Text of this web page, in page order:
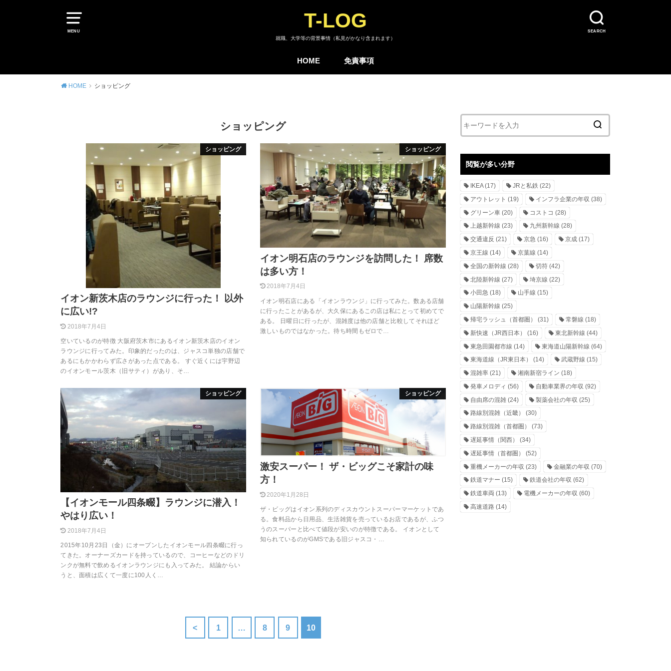
MENU SEARCH
T-LOG
就職、大学等の背景事情（私見がかなり含まれます）
HOME 免責事項
HOME ショッピング
ショッピング
ショッピング
イオン新茨木店のラウンジに行った！ 以外
に広い!?
2018年7月4日
空いているのが特徴 大阪府茨木市にあるイオン新茨木店のイオン
ラウンジに行ってみた。印象的だったのは、ジャスコ単独の店舗で
あるにもかかわらず広さがあった点である。 すぐ近くには宇野辺
のイオンモール茨木（旧サティ）があり、そ…
ショッピング
イオン明石店のラウンジを訪問した！ 席数
は多い方！
2018年7月4日
イオン明石店にある「イオンラウンジ」に行ってみた。数ある店舗
に行ったことがあるが、大久保にあるこの店は私にとって初めてで
ある。 日曜日に行ったが、混雑度は他の店舗と比較してそれほど
激しいものではなかった。待ち時間もゼロで…
ショッピング
【イオンモール四条畷】ラウンジに潜入！
やはり広い！
2018年7月4日
2015年10月23日（金）にオープンしたイオンモール四条畷に行っ
てきた。オーナーズカードを持っているので、コーヒーなどのドリ
ンクが無料で飲めるイオンラウンジにも入ってみた。 結論からい
うと、面積は広くて一度に100人く…
ショッピング
激安スーパー！ ザ・ビッグこそ家計の味
方！
2020年1月28日
ザ・ビッグはイオン系列のディスカウントスーパーマーケットであ
る。食料品から日用品、生活雑貨を売っているお店であるが、ふつ
うのスーパーと比べて値段が安いのが特徴である。 イオンとして
知られているのがGMSである旧ジャスコ・…
< 1 … 8 9 10
閲覧が多い分野
IKEA(17) JRと私鉄 (22)
アウトレット (19) インフラ企業の年収 (38)
グリーン車 (20) コストコ (28)
上越新幹線 (23) 九州新幹線 (28)
交通違反 (21) 京急 (16) 京成(17)
京王線 (14) 京葉線 (14)
全国の新幹線 (28) 切符(42)
北陸新幹線 (27) 埼京線 (22)
小田急 (18) 山手線 (15)
山陽新幹線 (25)
帰宅ラッシュ（首都圏）
(31) 常磐線 (18)
新快速（JR西日本）
(16) 東北新幹線 (44)
東急田園都市線 (14) 東海道山陽新幹線 (64)
東海道線（JR東日本）
(14) 武蔵野線 (15)
混雑率 (21) 湘南新宿ライン (18)
発車メロディ (56) 自動車業界の年収 (92)
自由席の混雑 (24) 製薬会社の年収 (25)
路線別混雑（近畿）
(30)
路線別混雑（首都圏）
(73)
遅延事情（関西）
(34)
遅延事情（首都圏）
(52)
重機メーカーの年収 (23) 金融業の年収 (70)
鉄道マナー (15) 鉄道会社の年収 (62)
鉄道車両 (13) 電機メーカーの年収 (60)
高速道路 (14)